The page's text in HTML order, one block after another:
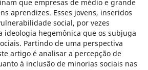
que empresas de médio e grande
aprendizes. Esses jovens, inseridos
social, por vezes
ideologia hegemônica que os subjuga
Partindo de uma perspectiva
artigo é analisar a percepção de
à inclusão de minorias sociais nas